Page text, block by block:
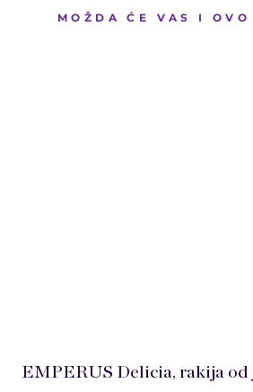
MOŽDA ĆE VAS I
EMPERUS Delicia, rakija od